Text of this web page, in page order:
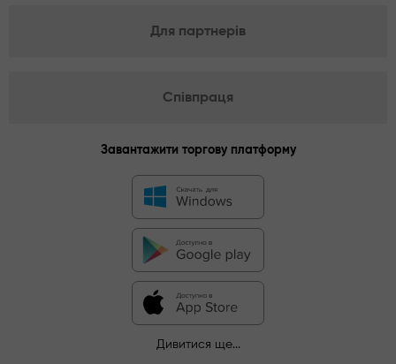
Для партнерів
Співпраця
Завантажити торгову платформу
Дивитися ще...